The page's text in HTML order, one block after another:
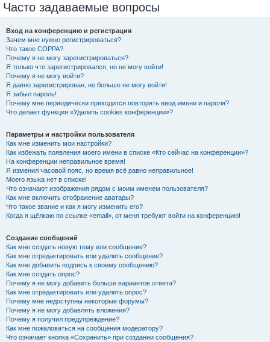
Часто задаваемые вопросы
Вход на конференцию и регистрация
Зачем мне нужно регистрироваться?
Что такое COPPA?
Почему я не могу зарегистрироваться?
Я только что зарегистрировался, но не могу войти!
Почему я не могу войти?
Я давно зарегистрирован, но больше не могу войти!
Я забыл пароль!
Почему мне периодически приходится повторять ввод имени и пароля?
Что делает функция «Удалить cookies конференции»?
Параметры и настройки пользователя
Как мне изменить мои настройки?
Как избежать появления моего имени в списке «Кто сейчас на конференции»?
На конференции неправильное время!
Я изменил часовой пояс, но время всё равно неправильное!
Моего языка нет в списке!
Что означают изображения рядом с моим именем пользователя?
Как мне включить отображение аватары?
Что такое звание и как я могу изменить его?
Когда я щёлкаю по ссылке «email», от меня требуют войти на конференцию!
Создание сообщений
Как мне создать новую тему или сообщение?
Как мне отредактировать или удалить сообщение?
Как мне добавить подпись к своему сообщению?
Как мне создать опрос?
Почему я не могу добавить больше вариантов ответа?
Как мне отредактировать или удалить опрос?
Почему мне недоступны некоторые форумы?
Почему я не могу добавлять вложения?
Почему я получил предупреждение?
Как мне пожаловаться на сообщения модератору?
Что означает кнопка «Сохранить» при создании сообщения?